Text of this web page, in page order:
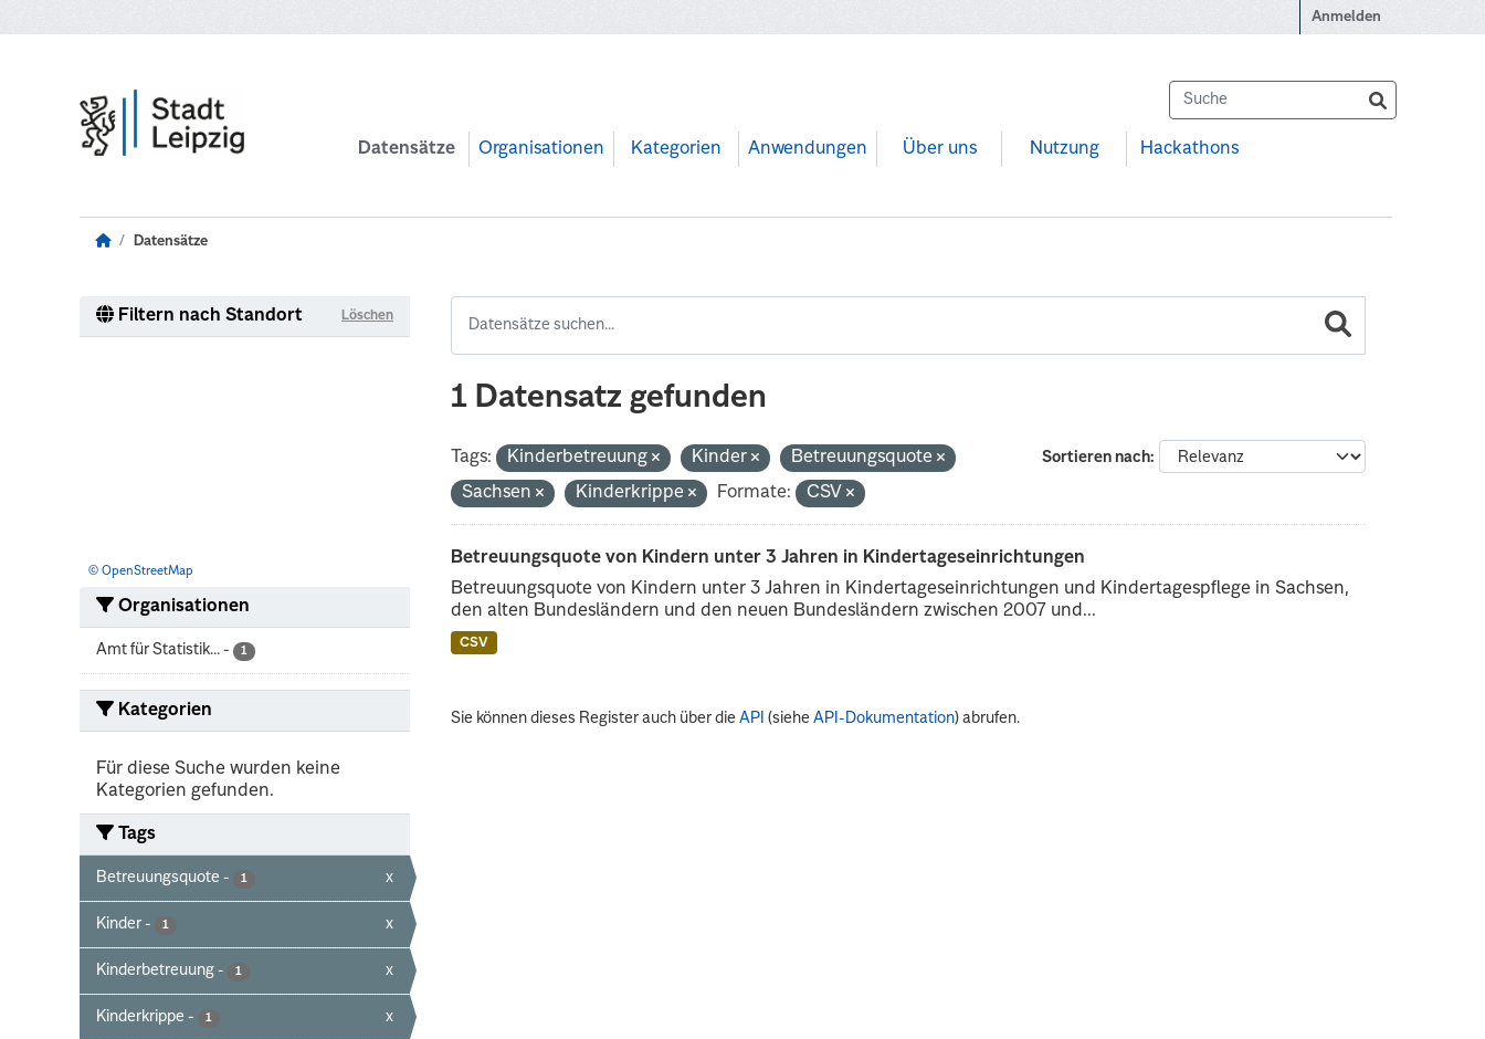
Anmelden
Datensätze Organisationen Kategorien Anwendungen Über uns Nutzung Hackathons
Datensätze
Filtern nach Standort Löschen
© OpenStreetMap
Organisationen
Amt für Statistik... - 1
Kategorien
Für diese Suche wurden keine
Kategorien gefunden.
Tags
Betreuungsquote - 1 x
Kinder - 1 x
Kinderbetreuung - 1 x
Kinderkrippe - 1 x
1 Datensatz gefunden
Sortieren nach
Tags: Kinderbetreuung Kinder
Betreuungsquote
Sachsen
Kinderkrippe Formate: CSV
Betreuungsquote von Kindern unter 3 Jahren in Kindertageseinrichtungen
Betreuungsquote von Kindern unter 3 Jahren in Kindertageseinrichtungen und Kindertagespflege in Sachsen,
den alten Bundesländern und den neuen Bundesländern zwischen 2007 und...
CSV
Sie können dieses Register auch über dieAPI (sieheAPI-Dokumentation) abrufen.